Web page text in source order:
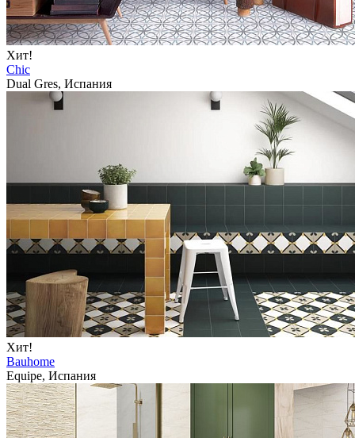
Хит!
Chic
Dual Gres, Испания
Хит!
Bauhome
Equipe, Испания